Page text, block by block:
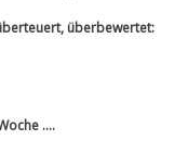
überbewertet:
....